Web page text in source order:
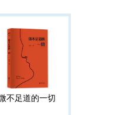
不足道的一切